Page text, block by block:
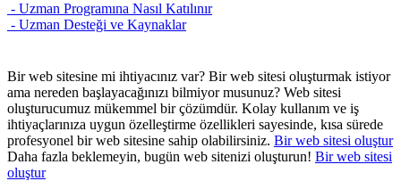
- Uzman Programına Nasıl Katılınır
- Uzman Desteği ve Kaynaklar
Bir web sitesine mi ihtiyacınız var? Bir web sitesi oluşturmak istiyor
ama nereden başlayacağınızı bilmiyor musunuz? Web sitesi
oluşturucumuz mükemmel bir çözümdür. Kolay kullanım ve iş
ihtiyaçlarınıza uygun özelleştirme özellikleri sayesinde, kısa sürede
profesyonel bir web sitesine sahip olabilirsiniz. Bir web sitesi oluştur
Daha fazla beklemeyin, bugün web sitenizi oluşturun! Bir web sitesi
oluştur